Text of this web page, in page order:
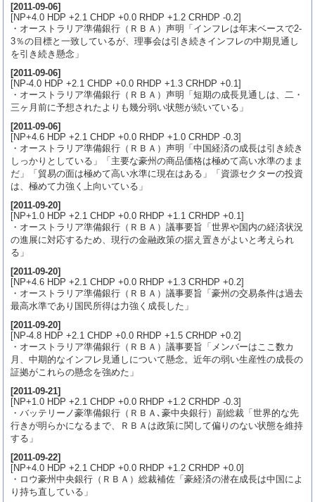
[2011-09-06]
[NP+4.0 HDP +2.1 CHDP +0.0 RHDP +1.2 CRHDP -0.2]
・オーストラリア準備銀行（ＲＢＡ）声明「インフレは年末ベースで2-
3％の目標と一致しているが、理事会は引き続きインフレの中期見通し
を引き続き懸念」
[2011-09-06]
[NP-4.0 HDP +2.1 CHDP +0.0 RHDP +1.3 CRHDP +0.1]
・オーストラリア準備銀行（ＲＢＡ）声明「短期の成長見通しは、二・
三ヶ月前に予想されたよりも幾分弱い状態が続いている」
[2011-09-06]
[NP+4.6 HDP +2.1 CHDP +0.0 RHDP +1.0 CRHDP -0.3]
・オーストラリア準備銀行（ＲＢＡ）声明「中国経済の成長は引き続き
しっかりとしている」「主要な豪州の商品価格は極めて高い水準のまま
だ」「貿易の面は極めて高い水準に現在はある」「資源セクターの投資
は、極めて力強く上向いている」
[2011-09-20]
[NP+1.0 HDP +2.1 CHDP +0.0 RHDP +1.1 CRHDP +0.1]
・オーストラリア準備銀行（ＲＢＡ）議事要旨「世界や国内の経済状況
の進展に対応するため、現行の金融政策の据え置きがよいと考えられ
る」
[2011-09-20]
[NP+4.6 HDP +2.1 CHDP +0.0 RHDP +1.3 CRHDP +0.2]
・オーストラリア準備銀行（ＲＢＡ）議事要旨「豪州の交易条件は過去
最高水準であり国民所得は力強く成長した」
[2011-09-20]
[NP-4.8 HDP +2.1 CHDP +0.0 RHDP +1.5 CRHDP +0.2]
・オーストラリア準備銀行（ＲＢＡ）議事要旨「メンバーはここ数カ
月、中期的なインフレ見通しについて懸念。近年の弱い生産性の成長の
証拠がこれらの懸念を強めた」
[2011-09-21]
[NP+1.0 HDP +2.1 CHDP +0.0 RHDP +1.2 CRHDP -0.3]
・バッテリーノ豪準備銀行（ＲＢＡ､豪中央銀行）副総裁「世界的な先
行きが明らかになるまで、ＲＢＡは政策に関して偏りのない状態を維持
する」
[2011-09-22]
[NP+4.0 HDP +2.1 CHDP +0.0 RHDP +1.2 CRHDP +0.0]
・ロウ豪州中央銀行（ＲＢＡ）総裁補佐「豪経済の潜在成長は中国によ
り持ち直している」